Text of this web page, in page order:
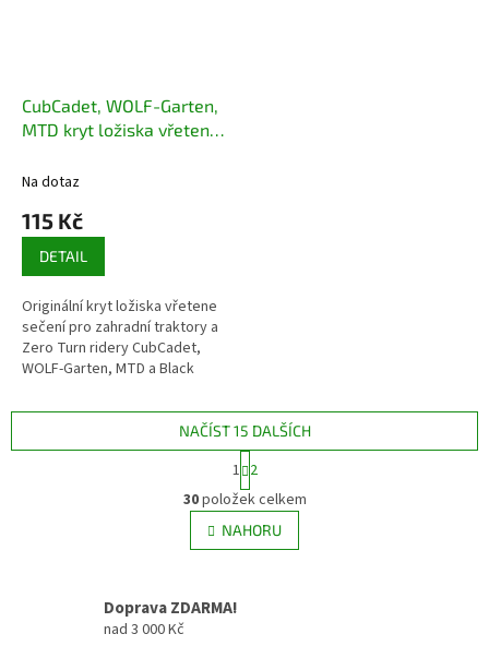
CubCadet, WOLF-Garten,
MTD kryt ložiska vřetene
Na dotaz
115 Kč
DETAIL
Originální kryt ložiska vřetene
sečení pro zahradní traktory a
Zero Turn ridery CubCadet,
WOLF-Garten, MTD a Black
O
v
l
á
NAČÍST 15 DALŠÍCH
S
t
r
á
n
k
1 2
30položek celkem
NAHORU
Doprava ZDARMA!
nad 3 000 Kč